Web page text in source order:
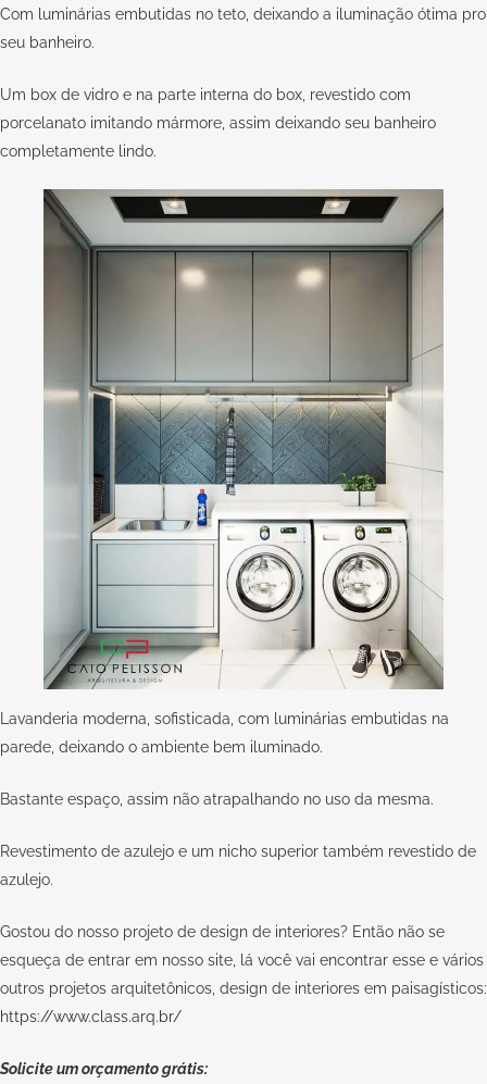
Com luminárias embutidas no teto, deixando a iluminação ótima pro
seu banheiro.
Um box de vidro e na parte interna do box, revestido com
porcelanato imitando mármore, assim deixando seu banheiro
completamente lindo.
Lavanderia moderna, sofisticada, com luminárias embutidas na
parede, deixando o ambiente bem iluminado.
Bastante espaço, assim não atrapalhando no uso da mesma.
Revestimento de azulejo e um nicho superior também revestido de
azulejo.
Gostou do nosso projeto de design de interiores? Então não se
esqueça de entrar em nosso site, lá você vai encontrar esse e vários
outros projetos arquitetônicos, design de interiores em paisagísticos:
https://www.class.arq.br/
Solicite um orçamento grátis: